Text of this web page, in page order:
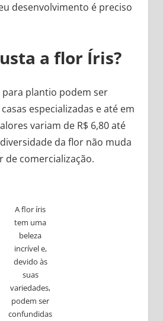
desenvolvimento é preciso
a flor Íris?
para plantio podem ser
especializadas e até em
variam de R$ 6,80 até
diversidade da flor não muda
de comercialização.
A flor íris
tem uma
beleza
incrível e,
devido às
suas
variedades,
podem ser
confundidas